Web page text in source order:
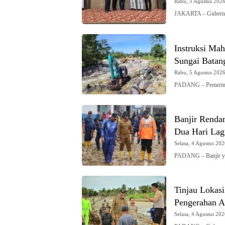
Rabu, 5 Agustus
JAKARTA –
Instruksi
Sungai
Rabu, 5 Agustus
PADANG –
Banjir
Dua Hari
Selasa, 4 Agustus
PADANG – Banjir
Tinjau
Pengerahan
Selasa, 4 Agustus